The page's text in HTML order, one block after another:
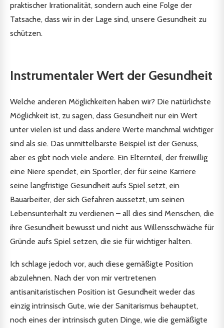
praktischer Irrationalität, sondern auch eine Folge der
Tatsache, dass wir in der Lage sind, unsere Gesundheit zu
schützen.
Instrumentaler Wert der Gesundheit
Welche anderen Möglichkeiten haben wir? Die natürlichste
Möglichkeit ist, zu sagen, dass Gesundheit nur ein Wert
unter vielen ist und dass andere Werte manchmal wichtiger
sind als sie. Das unmittelbarste Beispiel ist der Genuss,
aber es gibt noch viele andere. Ein Elternteil, der freiwillig
eine Niere spendet, ein Sportler, der für seine Karriere
seine langfristige Gesundheit aufs Spiel setzt, ein
Bauarbeiter, der sich Gefahren aussetzt, um seinen
Lebensunterhalt zu verdienen – all dies sind Menschen, die
ihre Gesundheit bewusst und nicht aus Willensschwäche für
Gründe aufs Spiel setzen, die sie für wichtiger halten.
Ich schlage jedoch vor, auch diese gemäßigte Position
abzulehnen. Nach der von mir vertretenen
antisanitaristischen Position ist Gesundheit weder das
einzig intrinsisch Gute, wie der Sanitarismus behauptet,
noch eines der intrinsisch guten Dinge, wie die gemäßigte